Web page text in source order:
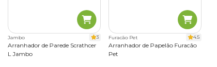
incentiva a aceitação e torna a experiência mais divertida e
completa.
3. Arranhador de parede
Jambo 3
Arranhador de Parede Scrathcer
L Jambo
Furacão Pet 4.5
Arranhador de Papelão Furacão
Pet